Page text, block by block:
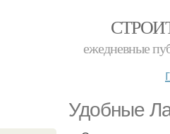
ежедневные
Удобные